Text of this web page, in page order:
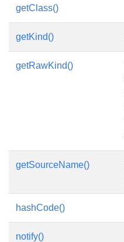
getClass()
getKind()
getRawKind()
getSourceName()
hashCode()
notify()